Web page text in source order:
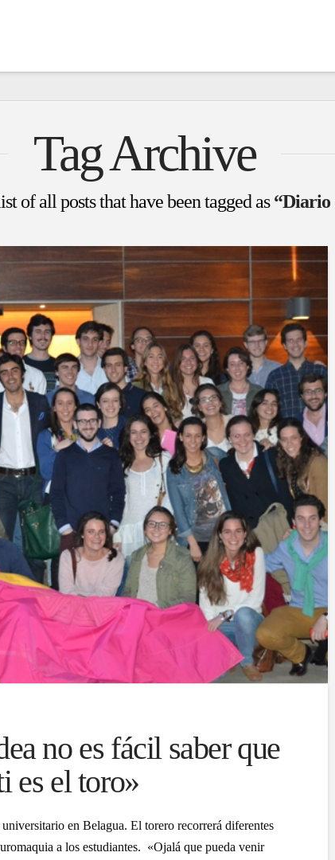
Tag Archive
of all posts that have been tagged as“Diario
no es fácil saber que
es el toro»
en Belagua. El torero recorrerá diferentes
a los estudiantes. «Ojalá que pueda venir